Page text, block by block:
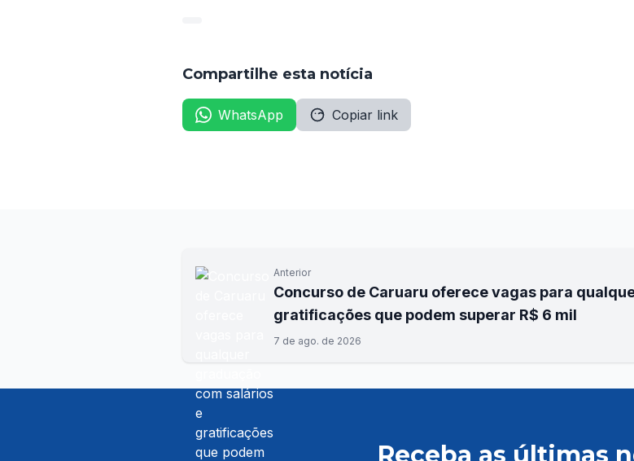
Compartilhe esta notícia
WhatsApp Copiar link
Anterior
Concurso de Caruaru oferece vagas para
gratificações que podem superar R$ 6 mil
7 de ago. de 2026
Receba as últimas